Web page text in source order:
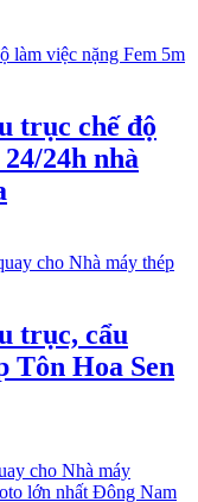
trục chế độ
24h nhà
trục, cẩu
Tôn Hoa Sen